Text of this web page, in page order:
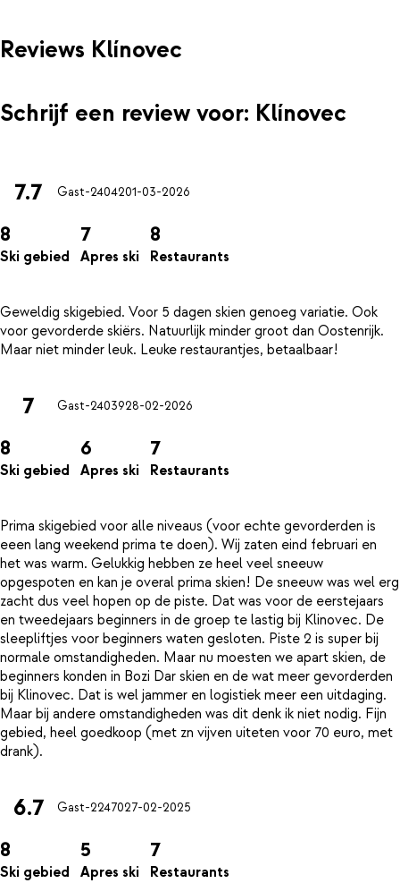
Reviews Klínovec
Schrijf een review voor: Klínovec
7.7 Gast-2404201-03-2026
8
Ski gebied
7
Apres ski
8
Restaurants
Geweldig skigebied. Voor 5 dagen skien genoeg variatie. Ook
voor gevorderde skiërs. Natuurlijk minder groot dan Oostenrijk.
7 Gast-2403928-02-2026
8
Ski gebied
6
Apres ski
7
Restaurants
Prima skigebied voor alle niveaus (voor echte gevorderden is
eeen lang weekend prima te doen). Wij zaten eind februari en
het was warm. Gelukkig hebben ze heel veel sneeuw
opgespoten en kan je overal prima skien! De sneeuw was wel erg
zacht dus veel hopen op de piste. Dat was voor de eerstejaars
en tweedejaars beginners in de groep te lastig bij Klinovec. De
sleepliftjes voor beginners waten gesloten. Piste 2 is super bij
normale omstandigheden. Maar nu moesten we apart skien, de
beginners konden in Bozi Dar skien en de wat meer gevorderden
bij Klinovec. Dat is wel jammer en logistiek meer een uitdaging.
Maar bij andere omstandigheden was dit denk ik niet nodig. Fijn
gebied, heel goedkoop (met zn vijven uiteten voor 70 euro, met
6.7 Gast-2247027-02-2025
8
Ski gebied
5
Apres ski
7
Restaurants